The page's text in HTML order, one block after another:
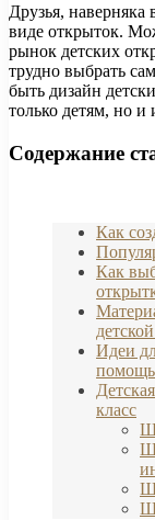
Друзья, наверняка
виде открыток.
рынок детских
трудно выбрать
быть дизайн
только детям, но и
Содержание
Как
Как
Идеи
класс